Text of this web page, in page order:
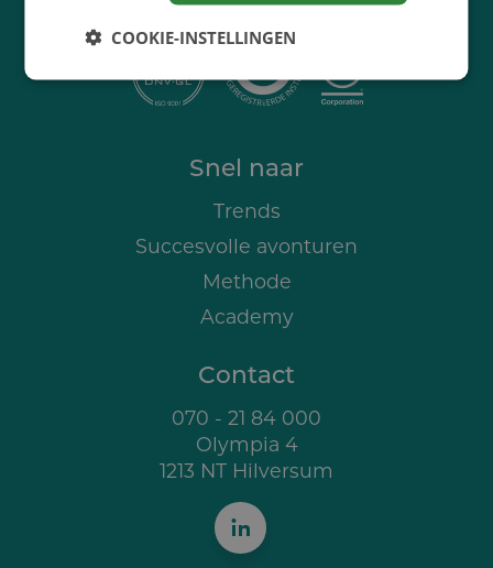
Snel naar
Trends
Succesvolle avonturen
Methode
Academy
Contact
070 - 21 84 000
Olympia 4
1213 NT Hilversum
COOKIE-INSTELLINGEN